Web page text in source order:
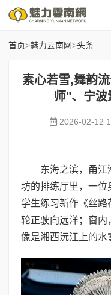
首页>魅力云南网>头条
素心若雪,舞韵
师"、宁波
2026-02-12
东海之滨，甬江
坊的排练厅里，一位
学生练习新作《丝路
轮正驶向远洋；窗内
像是湘西沅江上的水